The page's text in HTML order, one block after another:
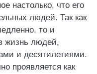
настолько, что его
людей. Так как
то и
жизнь людей,
и десятилетиями.
проявляется как